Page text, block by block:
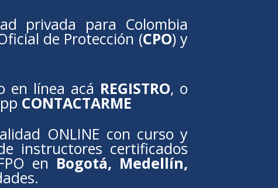
privada para Colombia
de Protección (CPO) y
en línea acá REGISTRO, o
CONTACTARME
ONLINE con curso y
instructores certificados
en Bogotá, Medellín,